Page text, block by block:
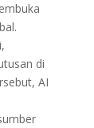
di
AI